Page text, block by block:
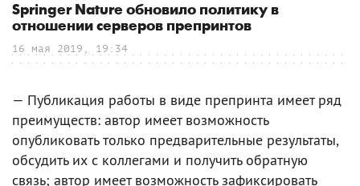
Springer Nature обновило политику в
отношении серверов препринтов
16 мая 2019, 19:34
— Публикация работы в виде препринта имеет ряд
преимуществ: автор имеет возможность
опубликовать только предварительные результаты,
обсудить их с коллегами и получить обратную
связь; автор имеет возможность зафиксировать